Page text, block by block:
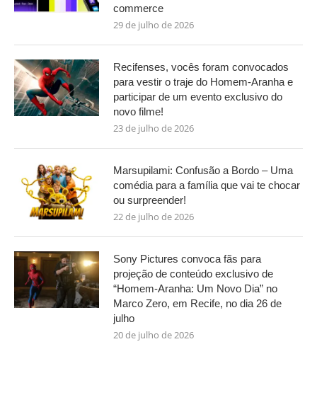
commerce
29 de julho de 2026
Recifenses, vocês foram convocados
para vestir o traje do Homem-Aranha e
participar de um evento exclusivo do
novo filme!
23 de julho de 2026
Marsupilami: Confusão a Bordo – Uma
comédia para a família que vai te chocar
ou surpreender!
22 de julho de 2026
Sony Pictures convoca fãs para
projeção de conteúdo exclusivo de
“Homem-Aranha: Um Novo Dia” no
Marco Zero, em Recife, no dia 26 de
julho
20 de julho de 2026